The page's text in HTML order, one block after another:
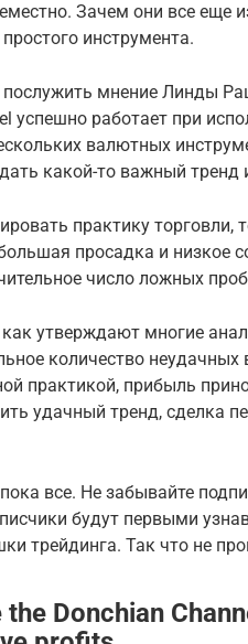
Зачем они все еще
инструмента.
мнение Линды
успешно работает при
валютных
какой-то важный тренд
практику
просадка и низкое
число ложных
как утверждают многие
количество
практикой, прибыль
удачный тренд, сделка
все. Не забывайте
будут первыми
трейдинга. Так что не
Donchian